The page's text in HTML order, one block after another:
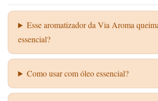
Esse aromatizador da Via Aroma
essencial?
Como usar com óleo essencial?